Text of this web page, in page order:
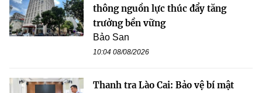
thông nguồn lực thúc đẩy tăng
trưởng bền vững
Bảo San
10:04 08/08/2026
Thanh tra Lào Cai: Bảo vệ bí mật